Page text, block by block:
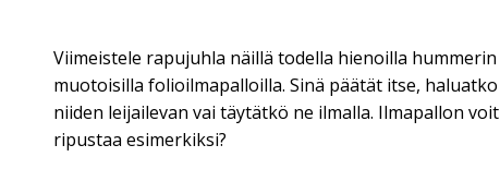
Viimeistele rapujuhla näillä todella hienoilla hummerin
muotoisilla folioilmapalloilla. Sinä päätät itse, haluatko
niiden leijailevan vai täytätkö ne ilmalla. Ilmapallon voit
ripustaa esimerkiksi?